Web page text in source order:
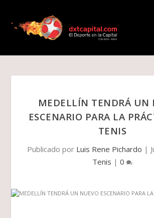
MEDELLÍN TENDRÁ UN
ESCENARIO PARA LA
TENIS
Publicado por Luis Rene Pichardo |
Tenis | 0